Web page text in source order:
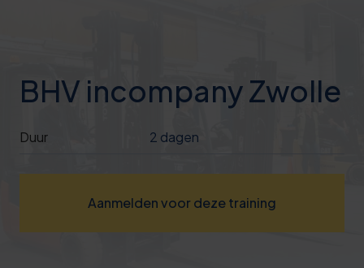
BHV incompany Zwolle
Duur 2 dagen
Aanmelden voor deze training
Je naam